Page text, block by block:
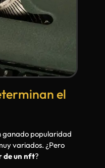
el
ganado popularidad
variados. ¿Pero
de un nft?